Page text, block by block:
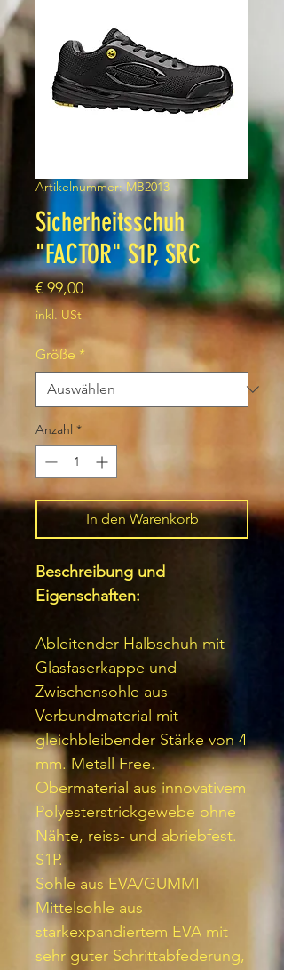
Artikelnummer: MB2013
Sicherheitsschuh
"FACTOR" S1P, SRC
€ 99,00Preis
inkl. USt
Größe *
Anzahl *
In den Warenkorb
Beschreibung und
Eigenschaften:
Ableitender Halbschuh mit
Glasfaserkappe und
Zwischensohle aus
Verbundmaterial mit
gleichbleibender Stärke von 4
mm. Metall Free.
Obermaterial aus innovativem
Polyesterstrickgewebe ohne
Nähte, reiss- und abriebfest.
S1P.
Sohle aus EVA/GUMMI
Mittelsohle aus
starkexpandiertem EVA mit
sehr guter Schrittabfederung,